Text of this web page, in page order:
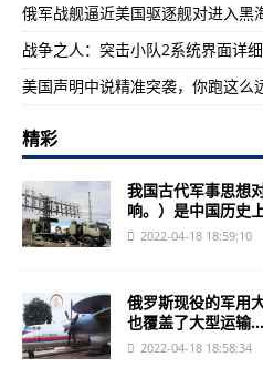
俄军战舰逼近美国驱逐舰对进入黑
战争之人：突击小队2系统界面详
美国声明中说精准突袭，你跑这么
精彩
我国古代军事思想
响。）是中国历史
2022-04-18 18:59:10
俄罗斯现役的军用
也覆盖了大型运输...
2022-04-18 18:58:34